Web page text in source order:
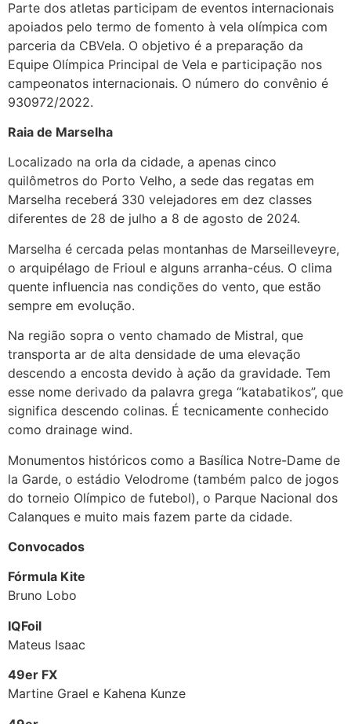
Parte dos atletas participam de eventos internacionais
apoiados pelo termo de fomento à vela olímpica com
parceria da CBVela. O objetivo é a preparação da
Equipe Olímpica Principal de Vela e participação nos
campeonatos internacionais. O número do convênio é
930972/2022.
Raia de Marselha
Localizado na orla da cidade, a apenas cinco
quilômetros do Porto Velho, a sede das regatas em
Marselha receberá 330 velejadores em dez classes
diferentes de 28 de julho a 8 de agosto de 2024.
Marselha é cercada pelas montanhas de Marseilleveyre,
o arquipélago de Frioul e alguns arranha-céus. O clima
quente influencia nas condições do vento, que estão
sempre em evolução.
Na região sopra o vento chamado de Mistral, que
transporta ar de alta densidade de uma elevação
descendo a encosta devido à ação da gravidade. Tem
esse nome derivado da palavra grega “katabatikos”, que
significa descendo colinas. É tecnicamente conhecido
como drainage wind.
Monumentos históricos como a Basílica Notre-Dame de
la Garde, o estádio Velodrome (também palco de jogos
do torneio Olímpico de futebol), o Parque Nacional dos
Calanques e muito mais fazem parte da cidade.
Convocados
Fórmula Kite
Bruno Lobo
IQFoil
Mateus Isaac
49er FX
Martine Grael e Kahena Kunze